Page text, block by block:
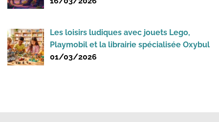
Les loisirs ludiques avec jouets Lego,
Playmobil et la librairie spécialisée Oxybul
01/03/2026